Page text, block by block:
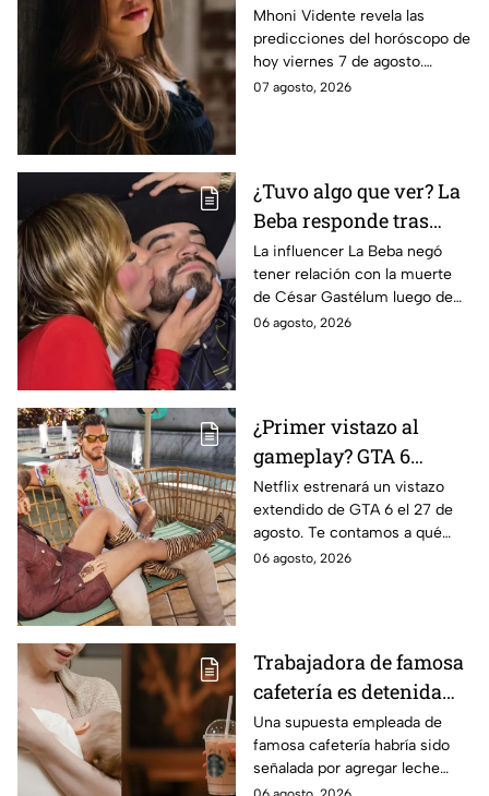
viernes 7 de agosto
¡Siente!
Mhoni Vidente revela las
predicciones del horóscopo de
hoy viernes 7 de agosto.
Descubre qué le espera a cada
07 agosto, 2026
¿Tuvo algo que ver? La
Beba responde tras
señalamientos por la
muerte de César
Gastélum
La influencer La Beba negó
tener relación con la muerte
de César Gastélum luego de
recibir críticas y
06 agosto, 2026
¿Primer vistazo al
gameplay? GTA 6
prepara un nuevo
tráiler extendido para
sus fans en Netflix
Netflix estrenará un vistazo
extendido de GTA 6 el 27 de
agosto. Te contamos a qué
hora verlo en Baja California,
06 agosto, 2026
Trabajadora de famosa
cafetería es detenida
por ponerle leche
materna a bebida de
una clienta que la trató
Una supuesta empleada de
famosa cafetería habría sido
señalada por agregar leche
materna a bebida de clienta,